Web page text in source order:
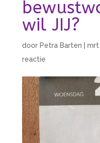
wil JIJ?
door Petra Barten mrt
reactie